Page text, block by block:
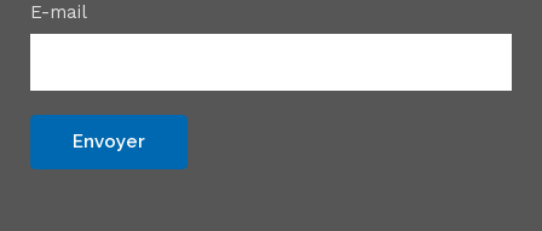
E-mail